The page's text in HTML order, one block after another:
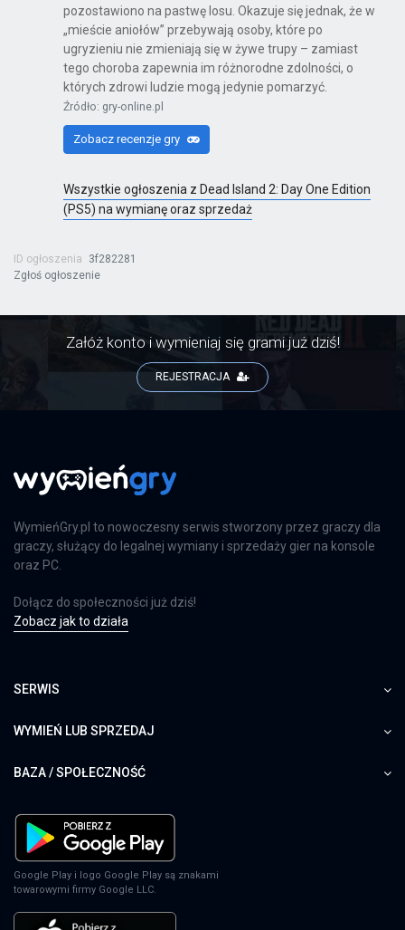
pozostawiono na pastwę losu. Okazuje się jednak, że w
„mieście aniołów” przebywają osoby, które po
ugryzieniu nie zmieniają się w żywe trupy – zamiast
tego choroba zapewnia im różnorodne zdolności, o
których zdrowi ludzie mogą jedynie pomarzyć.
Źródło: gry-online.pl
Zobacz recenzje gry
Wszystkie ogłoszenia z Dead Island 2: Day One Edition
(PS5) na wymianę oraz sprzedaż
ID ogłoszenia
3f282281
Zgłoś ogłoszenie
Załóż konto i wymieniaj się grami już dziś!
REJESTRACJA
WymieńGry.pl to nowoczesny serwis stworzony przez graczy dla
graczy, służący do legalnej wymiany i sprzedaży gier na konsole
oraz PC.
Dołącz do społeczności już dziś!
Zobacz jak to działa
SERWIS
WYMIEŃ LUB SPRZEDAJ
BAZA / SPOŁECZNOŚĆ
Google Play i logo Google Play są znakami
towarowymi firmy Google LLC.